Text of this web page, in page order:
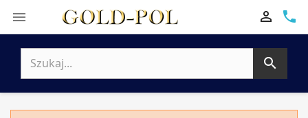
 phone

